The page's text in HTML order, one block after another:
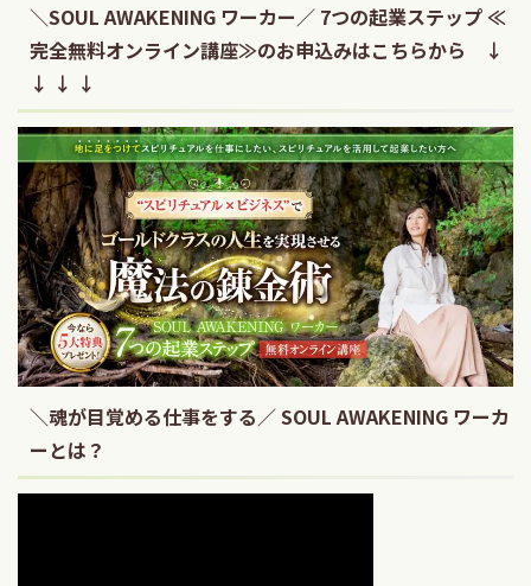
＼SOUL AWAKENING ワーカー／ 7つの起業ステップ ≪
完全無料オンライン講座≫のお申込みはこちらから ↓
↓ ↓ ↓
＼魂が目覚める仕事をする／ SOUL AWAKENING ワーカ
ーとは？